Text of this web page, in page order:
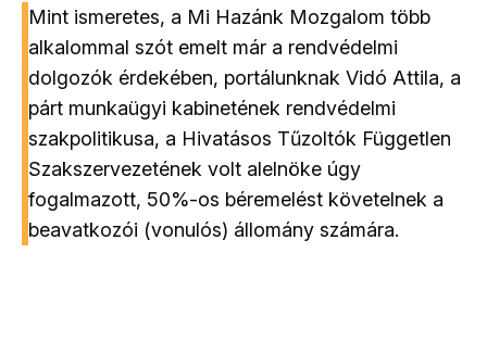
Mint ismeretes, a Mi Hazánk Mozgalom több
alkalommal szót emelt már a rendvédelmi
dolgozók érdekében, portálunknak Vidó Attila, a
párt munkaügyi kabinetének rendvédelmi
szakpolitikusa, a Hivatásos Tűzoltók Független
Szakszervezetének volt alelnöke úgy
fogalmazott, 50%-os béremelést követelnek a
beavatkozói (vonulós) állomány számára.